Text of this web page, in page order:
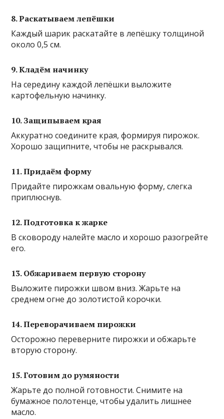
8. Раскатываем лепёшки
Каждый шарик раскатайте в лепёшку толщиной
около 0,5 см.
9. Кладём начинку
На середину каждой лепёшки выложите
картофельную начинку.
10. Защипываем края
Аккуратно соедините края, формируя пирожок.
Хорошо защипните, чтобы не раскрывался.
11. Придаём форму
Придайте пирожкам овальную форму, слегка
приплюснув.
12. Подготовка к жарке
В сковороду налейте масло и хорошо разогрейте
его.
13. Обжариваем первую сторону
Выложите пирожки швом вниз. Жарьте на
среднем огне до золотистой корочки.
14. Переворачиваем пирожки
Осторожно переверните пирожки и обжарьте
вторую сторону.
15. Готовим до румяности
Жарьте до полной готовности. Снимите на
бумажное полотенце, чтобы удалить лишнее
масло.